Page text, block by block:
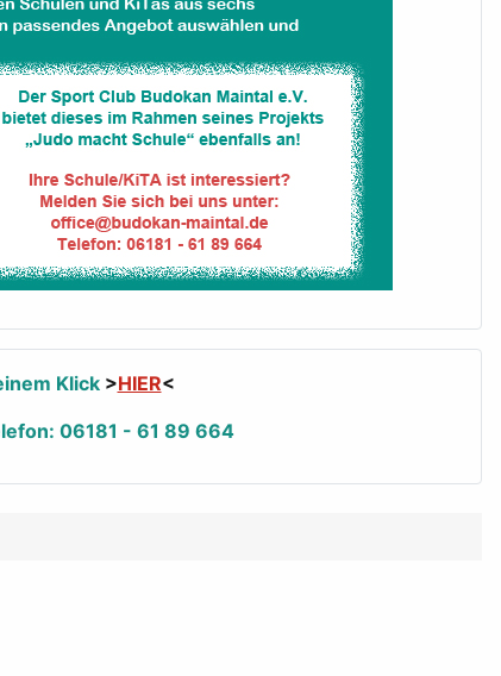
Klick>HIER<
06181 - 61 89 664